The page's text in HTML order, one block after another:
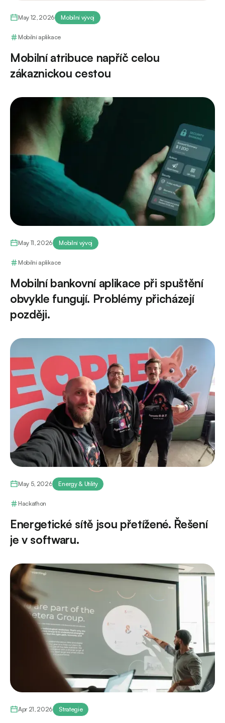
May 12, 2026 Mobilní vývoj
Mobilní aplikace
Mobilní atribuce napříč celou
zákaznickou cestou
May 11, 2026 Mobilní vývoj
Mobilní aplikace
Mobilní bankovní aplikace při spuštění
obvykle fungují. Problémy přicházejí
později.
May 5, 2026 Energy & Utility
Hackathon
Energetické sítě jsou přetížené. Řešení
je v softwaru.
Apr 21, 2026 Strategie